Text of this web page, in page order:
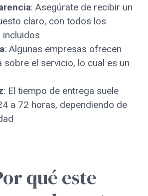
: Asegúrate de recibir un
claro, con todos los
incluidos
: Algunas empresas ofrecen
sobre el servicio, lo cual es un
: El tiempo de entrega suele
a 72 horas, dependiendo de
qué este